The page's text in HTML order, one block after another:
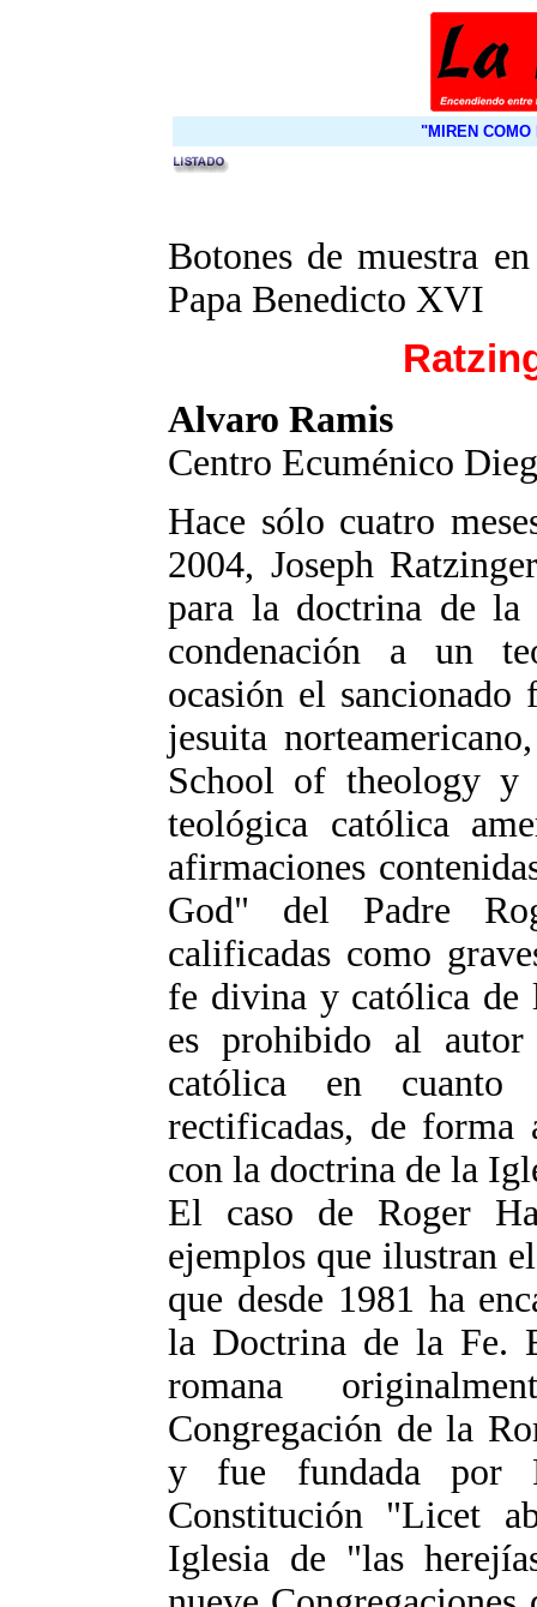
"MIREN COMO
Botones de muestra
Papa Benedicto XVI
Alvaro Ramis
Centro Ecuménico
Hace sólo cuatro
2004, Joseph
para la doctrina de
condenación a un
ocasión el
jesuita
School of theology y
teológica católica
afirmaciones
God" del Padre
calificadas como
fe divina y católica de
es prohibido al
católica en cuanto
rectificadas, de forma
con la doctrina de la
El caso de Roger
ejemplos que ilustran
que desde 1981 ha
la Doctrina de la Fe.
romana
Congregación de la
y fue fundada por
Constitución "Licet
Iglesia de "las